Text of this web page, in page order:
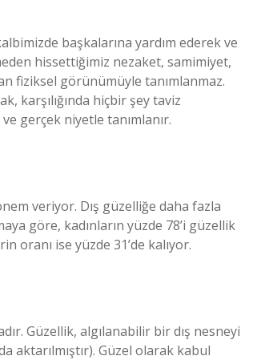
başkalarına yardım ederek ve
hissettiğimiz nezaket, samimiyet,
fiziksel görünümüyle tanımlanmaz.
karşılığında hiçbir şey taviz
gerçek niyetle tanımlanır.
veriyor. Dış güzelliğe daha fazla
göre, kadınların yüzde 78’i güzellik
oranı ise yüzde 31’de kalıyor.
Güzellik, algılanabilir bir dış nesneyi
aktarılmıştır). Güzel olarak kabul